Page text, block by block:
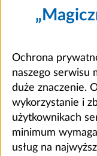
Ochrona
naszego serwisu
duże znaczenie.
wykorzystanie i
użytkownikach
minimum
usług na